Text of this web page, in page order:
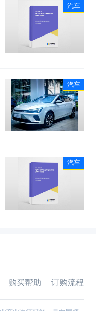
汽车
汽车
汽车
购买帮助 订购流程